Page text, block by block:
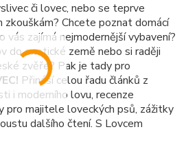
či lovec, nebo se teprve
Chcete poznat domácí
vás zajímá nejmodernější vybavení?
do exotické země nebo si raději
zvěře? Pak je tady pro
Přináší celou řadu článků z
i moderního lovu, recenze
pro majitele loveckých psů, zážitky
dalšího čtení. S Lovcem